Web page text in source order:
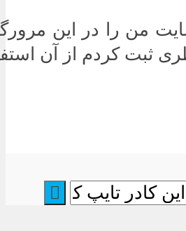
من را در این
ثبت کردم از آن